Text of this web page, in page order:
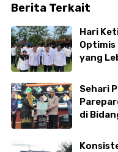
Berita Terkait
Hari
Optimis
yang
Sehari
di